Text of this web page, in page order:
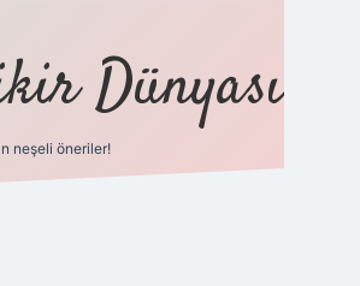
Dünyası
neşeli öneriler!